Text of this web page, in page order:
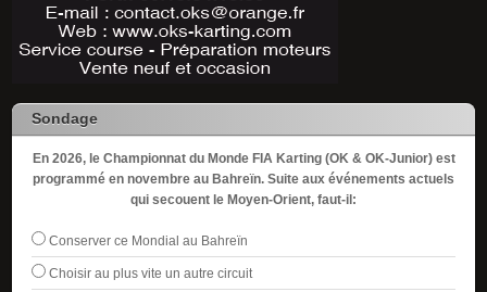
Sondage
En 2026, le Championnat du Monde FIA Karting (OK & OK-Junior) est
programmé en novembre au Bahreïn. Suite aux événements actuels
qui secouent le Moyen-Orient, faut-il:
Conserver ce Mondial au Bahreïn
Choisir au plus vite un autre circuit